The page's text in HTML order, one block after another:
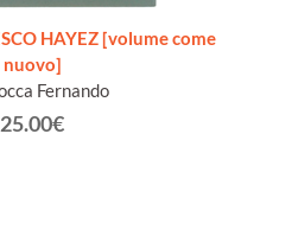
HAYEZ [volume come
nuovo]
Fernando
25.00€